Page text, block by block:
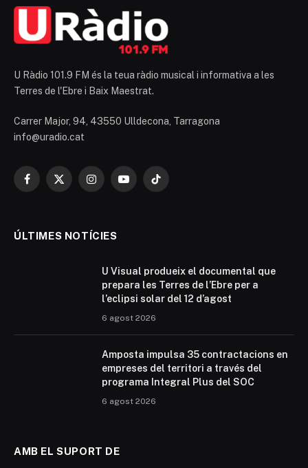
U Ràdio 101.9 FM és la teua ràdio musical i informativa a les
Terres de l'Ebre i Baix Maestrat.
Carrer Major, 94, 43550 Ulldecona, Tarragona
info@uradio.cat
Facebook
X
InstagramYouTubeTikTok
ÚLTIMES NOTÍCIES
U Visual produeix el documental que
prepara les Terres de l’Ebre per a
l’eclipsi solar del 12 d’agost
6 agost 2026
Amposta impulsa 35 contractacions en
empreses del territori a través del
programa Integral Plus del SOC
6 agost 2026
AMB EL SUPORT DE